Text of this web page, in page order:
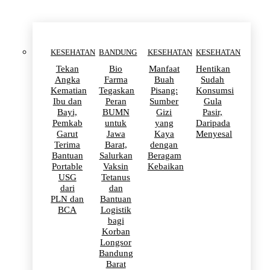
KESEHATAN
Tekan
Angka
Kematian
Ibu dan
Bayi,
Pemkab
Garut
Terima
Bantuan
Portable
USG
dari
PLN dan
BCA
BANDUNG
Bio
Farma
Tegaskan
Peran
BUMN
untuk
Jawa
Barat,
Salurkan
Vaksin
Tetanus
dan
Bantuan
Logistik
bagi
Korban
Longsor
Bandung
Barat
KESEHATAN
Manfaat
Buah
Pisang:
Sumber
Gizi
yang
Kaya
dengan
Beragam
Kebaikan
KESEHATAN
Hentikan
Sudah
Konsumsi
Gula
Pasir,
Daripada
Menyesal